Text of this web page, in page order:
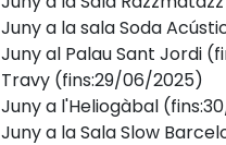
Juny a la sala Soda
Juny al Palau Sant Jordi
Travy (fins:29/06/2025)
Juny a l'Heliogàbal
Juny a la Sala Slow